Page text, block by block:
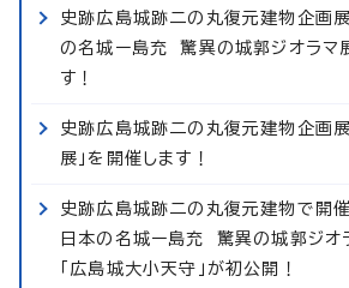
史跡広島城跡二の丸復元建物企画
の名城ー島充 驚異の城郭ジオラマ
す！
史跡広島城跡二の丸復元建物企画展
展」を開催します！
史跡広島城跡二の丸復元建物で開催
日本の名城ー島充 驚異の城郭ジオ
「広島城大小天守」が初公開！